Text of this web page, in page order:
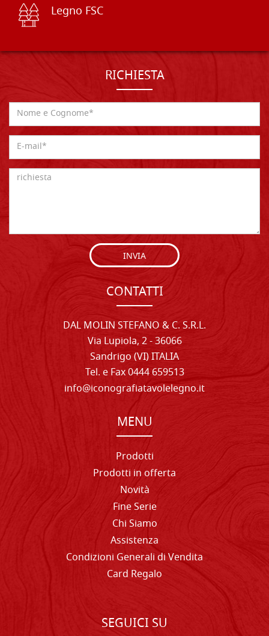
Legno FSC
RICHIESTA
INVIA
CONTATTI
DAL MOLIN STEFANO & C. S.R.L.
Via Lupiola, 2 - 36066
Sandrigo (VI) ITALIA
Tel. e Fax 0444 659513
info@iconografiatavolelegno.it
MENU
Prodotti
Prodotti in offerta
Novità
Fine Serie
Chi Siamo
Assistenza
Condizioni Generali di Vendita
Card Regalo
SEGUICI SU